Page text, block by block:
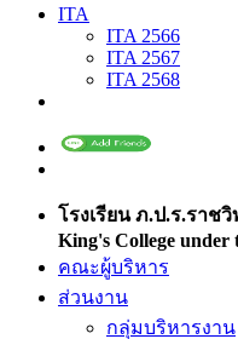
ITA
ITA 2566
ITA 2567
ITA 2568
โรงเรียน ภ.ป.ร.ราช
King's College under
คณะผู้บริหาร
ส่วนงาน
กลุ่มบริหารงาน